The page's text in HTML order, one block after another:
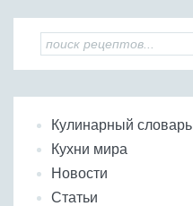
Кулинарный словарь
Кухни мира
Новости
Статьи